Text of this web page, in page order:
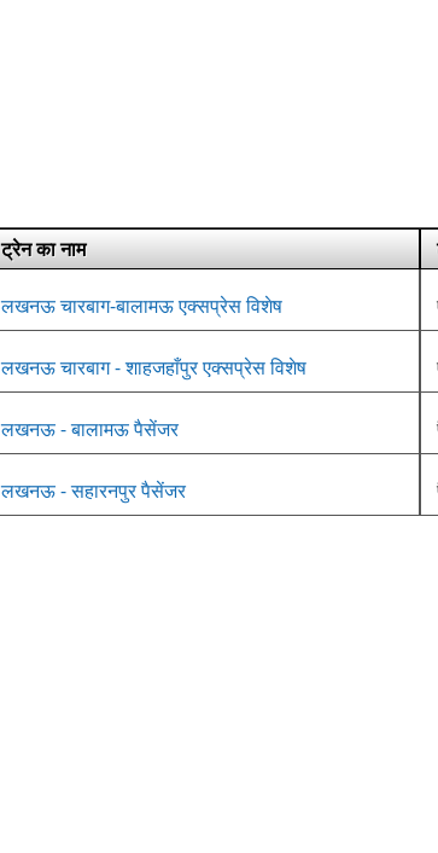
ट्रेन का नाम
लखनऊ चारबाग-बालामऊ एक्सप्रेस विशेष
लखनऊ चारबाग - शाहजहाँपुर एक्सप्रेस विशेष
लखनऊ - बालामऊ पैसेंजर
लखनऊ - सहारनपुर पैसेंजर